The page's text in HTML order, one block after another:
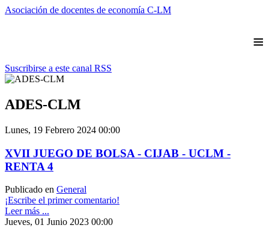
Asociación de docentes de economía C-LM
≡
Suscribirse a este canal RSS
ADES-CLM
Lunes, 19 Febrero 2024 00:00
XVII JUEGO DE BOLSA - CIJAB - UCLM -
RENTA 4
Publicado en General
¡Escribe el primer comentario!
Leer más ...
Jueves, 01 Junio 2023 00:00